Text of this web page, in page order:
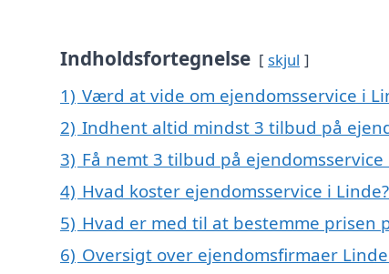
Indholdsfortegnelse skjul
1) Værd at vide om ejendomsservice i
2) Indhent altid mindst 3 tilbud på
3) Få nemt 3 tilbud på
4) Hvad koster ejendomsservice i Linde?
5) Hvad er med til at bestemme prisen
6) Oversigt over ejendomsfirmaer